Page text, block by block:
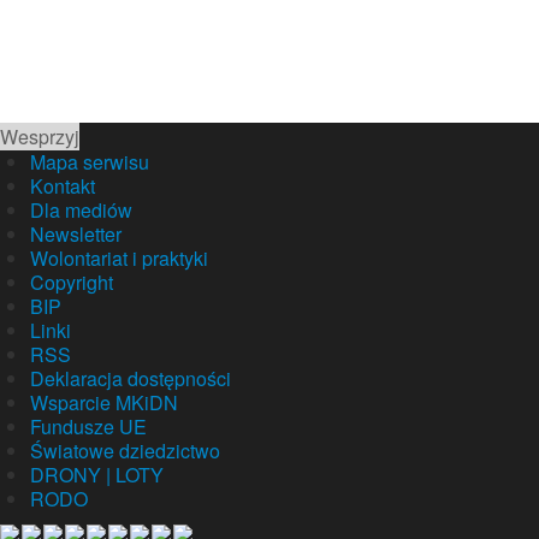
Wesprzyj
Mapa serwisu
Kontakt
Dla mediów
Newsletter
Wolontariat i praktyki
Copyright
BIP
Linki
RSS
Deklaracja dostępności
Wsparcie MKiDN
Fundusze UE
Światowe dziedzictwo
DRONY | LOTY
RODO